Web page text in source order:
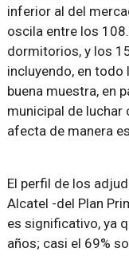
inferior al del
oscila entre los
dormitorios, y los
incluyendo, en
buena muestra, en
municipal de luchar
afecta de manera
El perfil de los
Alcatel -del Plan
es significativo, ya
años; casi el 69%